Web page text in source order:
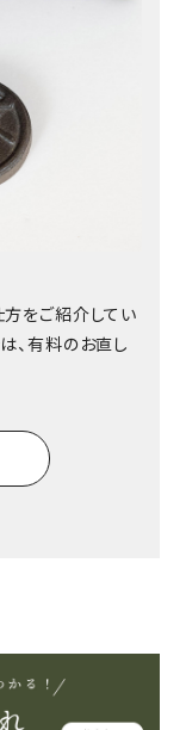
をご紹介してい
、有料のお直し